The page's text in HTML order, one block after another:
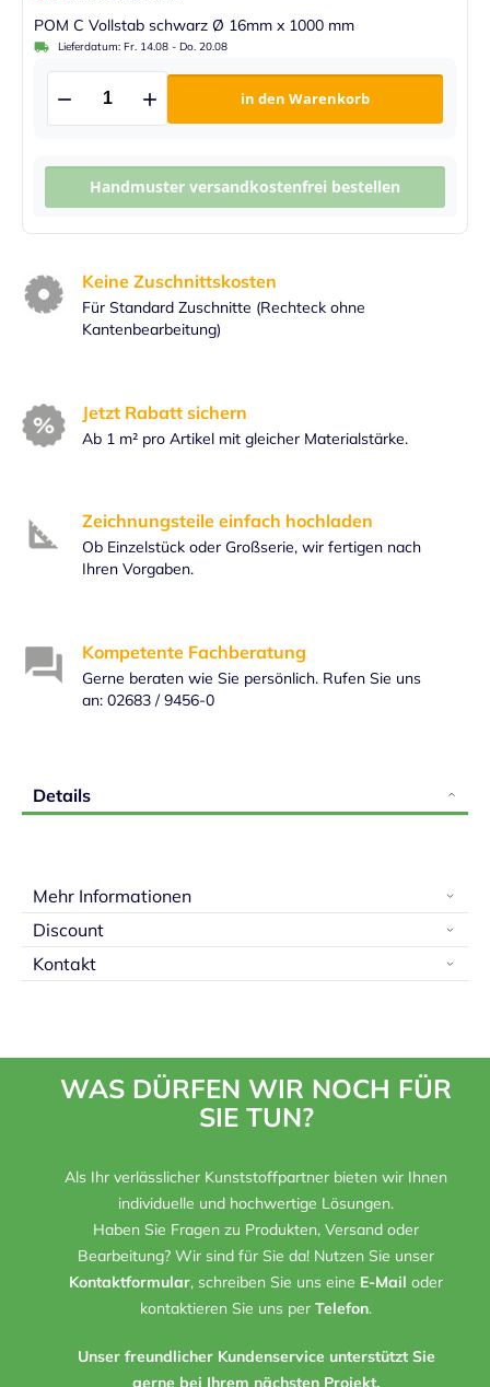
in den Warenkorb
Handmuster versandkostenfrei bestellen
POM C Vollstab schwarz Ø 16mm x 1000 mm
Lieferdatum: Fr. 14.08 - Do. 20.08
Keine Zuschnittskosten
Für Standard Zuschnitte (Rechteck ohne
Kantenbearbeitung)
Jetzt Rabatt sichern
Ab 1 m² pro Artikel mit gleicher Materialstärke.
Zeichnungsteile einfach hochladen
Ob Einzelstück oder Großserie, wir fertigen nach
Ihren Vorgaben.
Kompetente Fachberatung
Gerne beraten wie Sie persönlich. Rufen Sie uns
an: 02683 / 9456-0
Details
Mehr Informationen
Discount
Kontakt
WAS DÜRFEN WIR NOCH FÜR
SIE TUN?
Als Ihr verlässlicher Kunststoffpartner bieten wir Ihnen
individuelle und hochwertige Lösungen.
Haben Sie Fragen zu Produkten, Versand oder
Bearbeitung? Wir sind für Sie da! Nutzen Sie unser
Kontaktformular, schreiben Sie uns eine E-Mail oder
kontaktieren Sie uns per Telefon.
Unser freundlicher Kundenservice unterstützt Sie
gerne bei Ihrem nächsten Projekt.